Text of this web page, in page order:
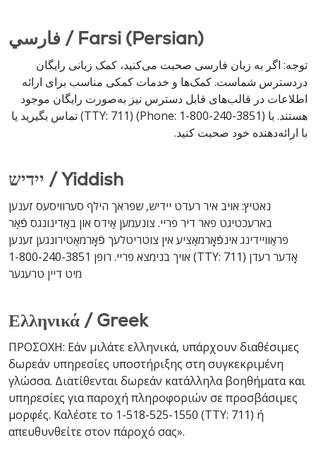
فارسي / Farsi (Persian)
توجه: اگر به زبان فارسی صحبت می‌کنید، کمک زبانی رایگان
دردسترس شماست. کمک‌ها و خدمات کمکی مناسب برای ارائه
اطلاعات در قالب‌های قابل دسترس نیز به‌صورت رایگان موجود
هستند. با (Phone: 1-800-240-3851) (TTY: 711) تماس بگیرید یا
با ارائه‌دهنده خود صحبت کنید.
יידיש / Yiddish
נאטיץ: אויב איר רעדט יידיש, שפראך הילף סערוויסעס זענען
בארעכטיגט פאר דיר פריי. צונעמען אַידס און באַדינונגס פֿאַר
פּראַוויידינג אינפֿאָרמאַציע אין צוטריטלעך פֿאָרמאַטירונגען זענען
אויך בנימצא פריי. רופן 1-800-240-3851 (TTY: 711) אָדער רעדן
מיט דיין טרעגער
Ελληνικά / Greek
ΠΡΟΣΟΧΗ: Εάν μιλάτε ελληνικά, υπάρχουν διαθέσιμες
δωρεάν υπηρεσίες υποστήριξης στη συγκεκριμένη
γλώσσα. Διατίθενται δωρεάν κατάλληλα βοηθήματα και
υπηρεσίες για παροχή πληροφοριών σε προσβάσιμες
μορφές. Καλέστε το 1-518-525-1550 (TTY: 711) ή
απευθυνθείτε στον πάροχό σας».